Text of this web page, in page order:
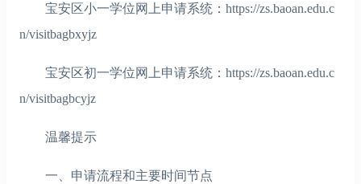
宝安区小一学位网上申请系统：https://zs.baoan.edu.c
n/visitbagbxyjz
宝安区初一学位网上申请系统：https://zs.baoan.edu.c
n/visitbagbcyjz
温馨提示
一、申请流程和主要时间节点